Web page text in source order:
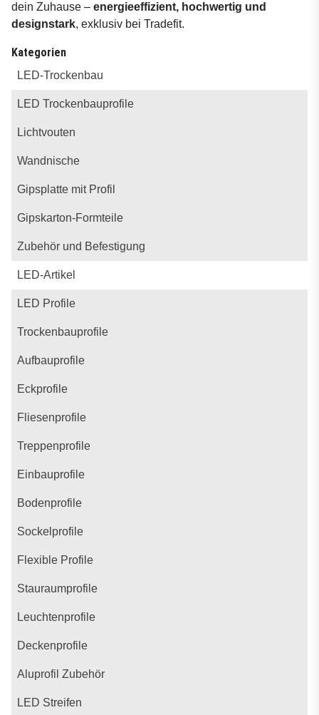
dein Zuhause – energieeffizient, hochwertig und
designstark, exklusiv bei Tradefit.
Kategorien
LED-Trockenbau
LED Trockenbauprofile
Lichtvouten
Wandnische
Gipsplatte mit Profil
Gipskarton-Formteile
Zubehör und Befestigung
LED-Artikel
LED Profile
Trockenbauprofile
Aufbauprofile
Eckprofile
Fliesenprofile
Treppenprofile
Einbauprofile
Bodenprofile
Sockelprofile
Flexible Profile
Stauraumprofile
Leuchtenprofile
Deckenprofile
Aluprofil Zubehör
LED Streifen